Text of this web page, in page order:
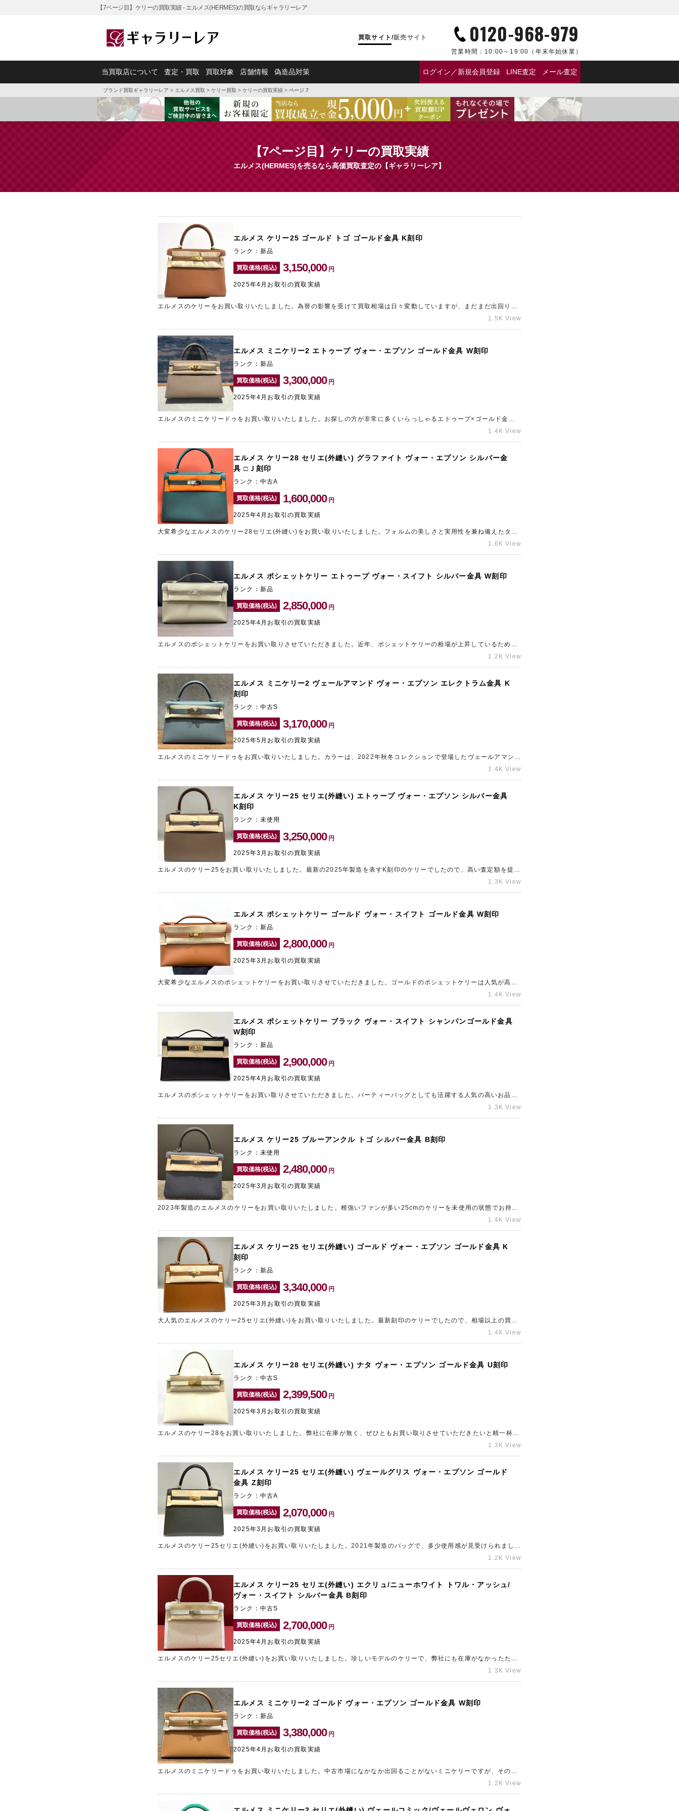
【7ページ目】ケリーの買取実績 - エルメス(HERMES)の買取ならギャラリーレア
買取サイト /販売サイト 0120-968-979
営業時間： 10:00～19:00 （年末年始休業）
当買取店について 査定・買取 買取対象 店舗情報 偽造品対策 ログイン／新規会員登録 LINE査定 メール査定
ブランド買取ギャラリーレア > エルメス買取 > ケリー買取 > ケリーの買取実績 > ページ 7
【7ページ目】ケリーの買取実績
エルメス(HERMES)を売るなら高価買取査定の【ギャラリーレア】
エルメス ケリー25 ゴールド トゴ ゴールド金具 K刻印
ランク：新品
買取価格(税込) 3,150,000 円
2025年4月お取引の買取実績
エルメスのケリーをお買い取りいたしました。為替の影響を受けて買取相場は日々変動していますが、まだまだ出回りの
少ないK刻印のケリーでしたので、しっかりとした査定額を提示させていただきました。ギャラリーレア銀座本店は銀座
1.5K View
エルメス ミニケリー2 エトゥープ ヴォー・エプソン ゴールド金具 W刻印
ランク：新品
買取価格(税込) 3,300,000 円
2025年4月お取引の買取実績
エルメスのミニケリードゥをお買い取りいたしました。お探しの方が非常に多くいらっしゃるエトゥープ×ゴールド金具
のミニケリーでしたので、目一杯の金額をご提示させていただきました。新宿東口エリアのブランド買取ならギャラリー
1.4K View
エルメス ケリー28 セリエ(外縫い) グラファイト ヴォー・エプソン シルバー金
具 □Ｊ刻印
ランク：中古A
買取価格(税込) 1,600,000 円
2025年4月お取引の買取実績
大変希少なエルメスのケリー28セリエ(外縫い)をお買い取りいたしました。フォルムの美しさと実用性を兼ね備えたタイ
ムレスな人気モデルです。28cmは収納力と見た目のバランスが非常に良く、特にアジア圏では最も需要の高いサイズと
1.6K View
エルメス ポシェットケリー エトゥープ ヴォー・スイフト シルバー金具 W刻印
ランク：新品
買取価格(税込) 2,850,000 円
2025年4月お取引の買取実績
エルメスのポシェットケリーをお買い取りさせていただきました。近年、ポシェットケリーの相場が上昇しているため、
しっかりとした査定額をご提示させていただきました。エルメスの高価買取は、東心斎橋にあるのブランド買取店「ギャ
1.2K View
エルメス ミニケリー2 ヴェールアマンド ヴォー・エプソン エレクトラム金具 K
刻印
ランク：中古S
買取価格(税込) 3,170,000 円
2025年5月お取引の買取実績
エルメスのミニケリードゥをお買い取りいたしました。カラーは、2022年秋冬コレクションで登場したヴェールアマンド
です。非常に人気のバッグをお持ち込みいただけたため、できる限りの金額をご提示させていただきました。エルメスの
1.4K View
エルメス ケリー25 セリエ(外縫い) エトゥープ ヴォー・エプソン シルバー金具
K刻印
ランク：未使用
買取価格(税込) 3,250,000 円
2025年3月お取引の買取実績
エルメスのケリー25をお買い取りいたしました。最新の2025年製造を表すK刻印のケリーでしたので、高い査定額を提示
させていただきました。ケリーの高価買取は、東心斎橋にあるのブランド買取店「ギャラリーレア東心斎橋店」にお任せ
1.3K View
エルメス ポシェットケリー ゴールド ヴォー・スイフト ゴールド金具 W刻印
ランク：新品
買取価格(税込) 2,800,000 円
2025年3月お取引の買取実績
大変希少なエルメスのポシェットケリーをお買い取りさせていただきました。ゴールドのポシェットケリーは人気が高
く、弊社にも在庫がなかったため、精一杯の金額をご提示させていただきました。ブランドバッグの高価買取は、ぜひ銀
1.4K View
エルメス ポシェットケリー ブラック ヴォー・スイフト シャンパンゴールド金具
W刻印
ランク：新品
買取価格(税込) 2,900,000 円
2025年4月お取引の買取実績
エルメスのポシェットケリーをお買い取りさせていただきました。パーティーバッグとしても活躍する人気の高いお品物
です。黒とシャンパンゴールド金具という珍しい組み合わせということもあり、精一杯の金額をご提示させていただきま
1.3K View
エルメス ケリー25 ブルーアンクル トゴ シルバー金具 B刻印
ランク：未使用
買取価格(税込) 2,480,000 円
2025年3月お取引の買取実績
2023年製造のエルメスのケリーをお買い取りいたしました。根強いファンが多い25cmのケリーを未使用の状態でお持ち
込みいただけたため、目一杯の金額をご提示させていただきました。ギャラリーレア青山表参道店は表参道エリアのブラ
1.4K View
エルメス ケリー25 セリエ(外縫い) ゴールド ヴォー・エプソン ゴールド金具 K
刻印
ランク：新品
買取価格(税込) 3,340,000 円
2025年3月お取引の買取実績
大人気のエルメスのケリー25セリエ(外縫い)をお買い取りいたしました。最新刻印のケリーでしたので、相場以上の買取
価格を提示させていただきました。エルメスをはじめブランド品の高価買取は、東心斎橋のブランド買取店「ギャラリー
1.4K View
エルメス ケリー28 セリエ(外縫い) ナタ ヴォー・エプソン ゴールド金具 U刻印
ランク：中古S
買取価格(税込) 2,399,500 円
2025年3月お取引の買取実績
エルメスのケリー28をお買い取りいたしました。弊社に在庫が無く、ぜひともお買い取りさせていただきたいと精一杯の
金額をご提示させていただきました。長くお家で眠っているブランド品がございましたら、銀座にあるブランド買取店
1.3K View
エルメス ケリー25 セリエ(外縫い) ヴェールグリス ヴォー・エプソン ゴールド
金具 Z刻印
ランク：中古A
買取価格(税込) 2,070,000 円
2025年3月お取引の買取実績
エルメスのケリー25セリエ(外縫い)をお買い取りいたしました。2021年製造のバッグで、多少使用感が見受けられました
が、精一杯の金額をご提示させていただきました。お持ちのケリーの買取金額が気になる方は、東心斎橋のブランド買取
1.2K View
エルメス ケリー25 セリエ(外縫い) エクリュ/ニューホワイト トワル・アッシュ/
ヴォー・スイフト シルバー金具 B刻印
ランク：中古S
買取価格(税込) 2,700,000 円
2025年4月お取引の買取実績
エルメスのケリー25セリエ(外縫い)をお買い取りいたしました。珍しいモデルのケリーで、弊社にも在庫がなかったた
め、高い査定額を提示させていただきました。ケリーの高価買取なら心斎橋のブランド買取店「ギャラリーレア心斎橋本
1.3K View
エルメス ミニケリー2 ゴールド ヴォー・エプソン ゴールド金具 W刻印
ランク：新品
買取価格(税込) 3,380,000 円
2025年4月お取引の買取実績
エルメスのミニケリードゥをお買い取りいたしました。中古市場になかなか出回ることがないミニケリーですが、その中
でもゴールド×ゴールド金具の組み合わせは非常に人気があります。お求めのお客様が多くいらっしゃるバッグでしたの
1.2K View